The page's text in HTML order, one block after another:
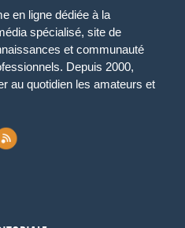
en ligne dédiée à la
spécialisé, site de
et communauté
Depuis 2000,
au quotidien les amateurs et